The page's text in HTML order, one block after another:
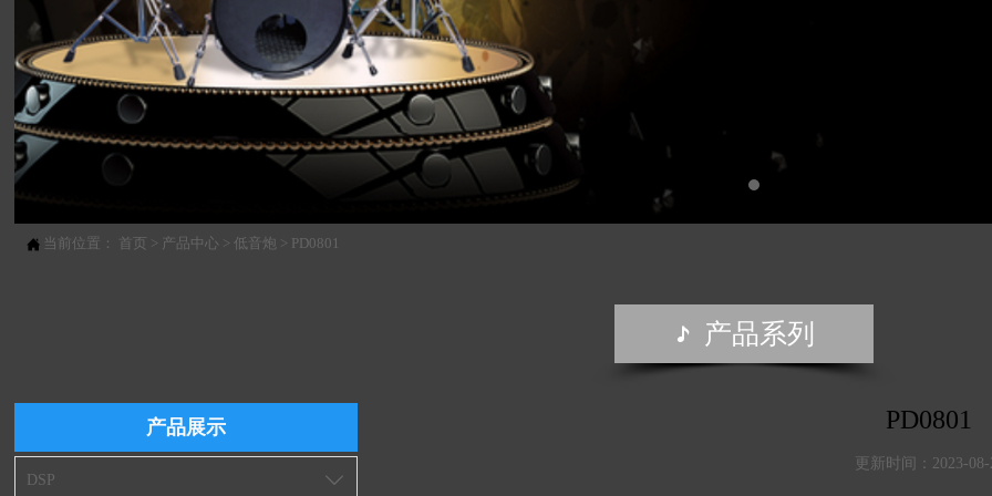
 当前位置： 首页 > 产品中心 >低音炮 > PD0801
 产品系列
产品展示
DSP 
PD0801
更新时间：2023-08-